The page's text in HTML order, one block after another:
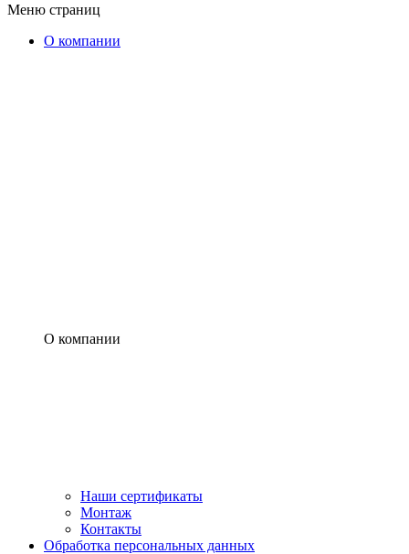
Меню страниц
О компании
О компании
Наши сертификаты
Монтаж
Контакты
Обработка персональных данных